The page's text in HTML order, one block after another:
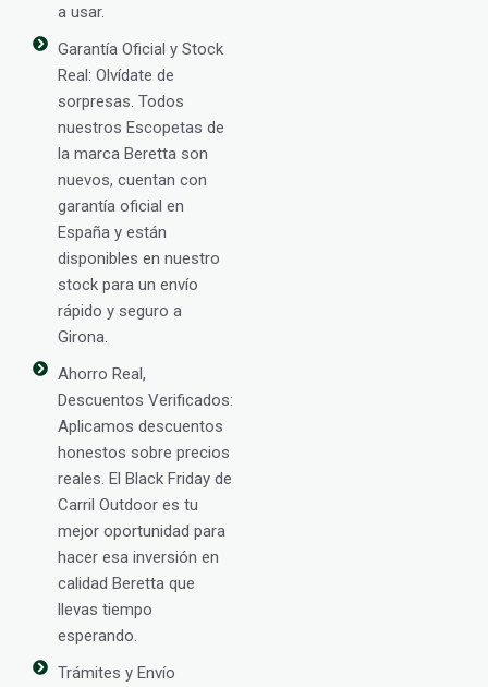
a usar.
Garantía Oficial y Stock
Real: Olvídate de
sorpresas. Todos
nuestros Escopetas de
la marca Beretta son
nuevos, cuentan con
garantía oficial en
España y están
disponibles en nuestro
stock para un envío
rápido y seguro a
Girona.
Ahorro Real,
Descuentos Verificados:
Aplicamos descuentos
honestos sobre precios
reales. El Black Friday de
Carril Outdoor es tu
mejor oportunidad para
hacer esa inversión en
calidad Beretta que
llevas tiempo
esperando.
Trámites y Envío